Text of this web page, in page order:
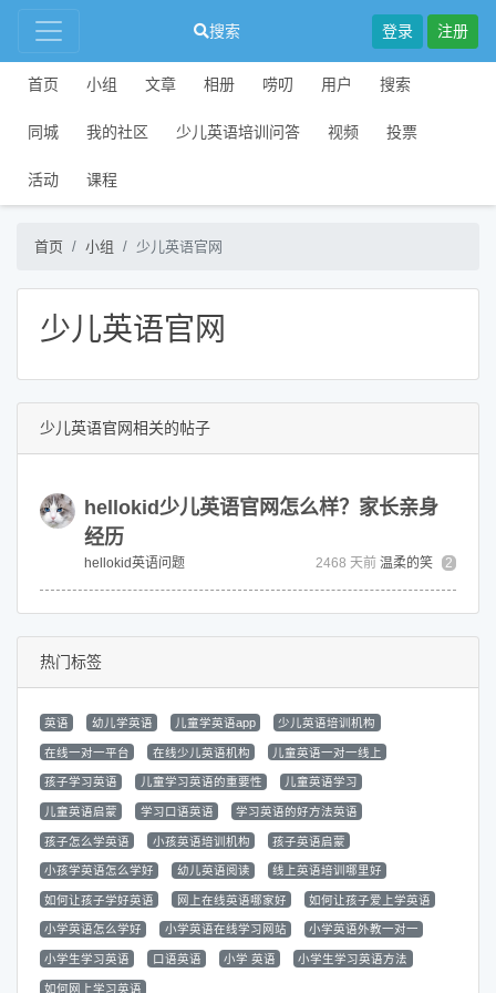
搜索 登录 注册
首页 小组 文章 相册 唠叨 用户 搜索
同城 我的社区 少儿英语培训问答 视频 投票
活动 课程
首页 小组 少儿英语官网
少儿英语官网
少儿英语官网相关的帖子
hellokid少儿英语官网怎么样？家长亲身
经历
hellokid英语问题 2468 天前 温柔的笑 2
热门标签
英语 幼儿学英语 儿童学英语app 少儿英语培训机构
在线一对一平台 在线少儿英语机构 儿童英语一对一线上
孩子学习英语 儿童学习英语的重要性 儿童英语学习
儿童英语启蒙 学习口语英语 学习英语的好方法英语
孩子怎么学英语 小孩英语培训机构 孩子英语启蒙
小孩学英语怎么学好 幼儿英语阅读 线上英语培训哪里好
如何让孩子学好英语 网上在线英语哪家好 如何让孩子爱上学英语
小学英语怎么学好 小学英语在线学习网站 小学英语外教一对一
小学生学习英语 口语英语 小学 英语 小学生学习英语方法
如何网上学习英语